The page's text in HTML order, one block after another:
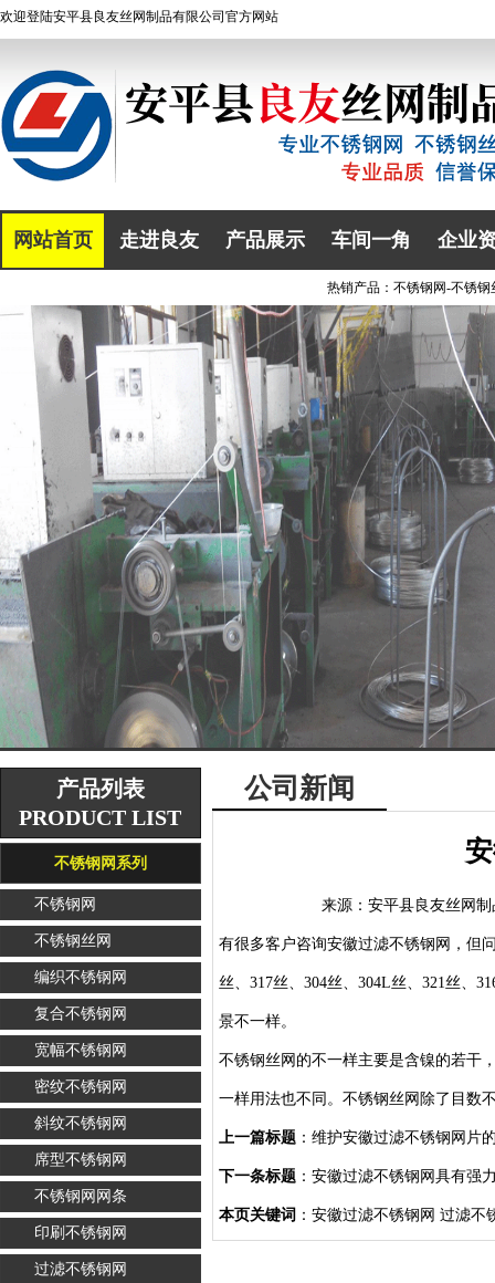
欢迎登陆安平县良友丝网制品有限公司 官方网站
网站首页 走进良友 产品展示 车间一角 企业
热销产品： 不锈钢网-不锈钢
产品列表
PRODUCT LIST
不锈钢网系列
不锈钢网
不锈钢丝网
编织不锈钢网
复合不锈钢网
宽幅不锈钢网
密纹不锈钢网
斜纹不锈钢网
席型不锈钢网
不锈钢网网条
印刷不锈钢网
过滤不锈钢网
公司新闻
来源： 安平县良友丝网
有很多客户咨询安徽过滤不锈钢网 ，但
丝、317丝、304丝、304L丝、321丝、
景不一样。
不锈钢丝网的不一样主要是含镍的若干
一样用法也不同。不锈钢丝网除了目数
上一篇标题 ： 维护安徽过滤不锈钢网片
下一条标题 ： 安徽过滤不锈钢网具有强
本页关键词 ：安徽过滤不锈钢网 过滤